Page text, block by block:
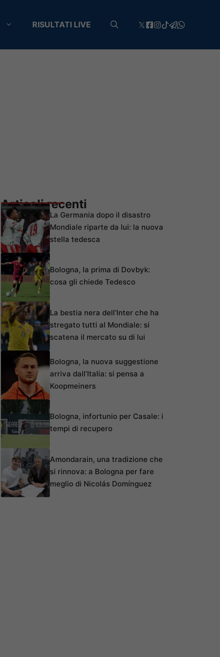
RISULTATI LIVE
Articoli recenti
La Germania dopo il disastro
Mondiale riparte da lui: la nuova
stella tedesca
Bologna, la prima di Dovbyk:
cosa gli chiede Tedesco
La bestia nera dell’Inter che ha
stregato tutti al Mondiale: si
scatena il mercato su di lui
Bologna, la nuova suggestione
arriva dall’Italia: si pensa a
Koopmeiners
Bologna, infortunio per Casale: i
tempi di recupero
Amondarain, una tradizione che
si rinnova: a Bologna per fare
meglio di Nicolás Domínguez